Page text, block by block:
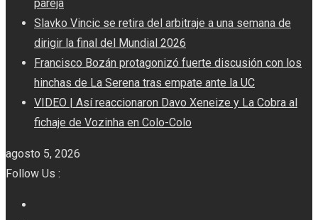
pareja
Slavko Vincic se retira del arbitraje a una semana de
dirigir la final del Mundial 2026
Francisco Bozán protagonizó fuerte discusión con los
hinchas de La Serena tras empate ante la UC
VIDEO | Así reaccionaron Davo Xeneize y La Cobra al
fichaje de Vozinha en Colo-Colo
agosto 5, 2026
Follow Us :